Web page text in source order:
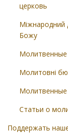
церковь
Міжнародний
Божу
Молитовні
Статьи о
Поддержать